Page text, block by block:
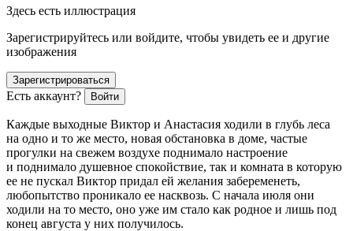
Здесь есть иллюстрация
Зарегистрируйтесь или войдите, чтобы увидеть ее и другие
изображения
Зарегистрироваться
Есть аккаунт? Войти
Каждые выходные Виктор и Анастасия ходили в глубь леса
на одно и то же место, новая обстановка в доме, частые
прогулки на свежем воздухе поднимало настроение
и поднимало душевное спокойствие, так и комната в которую
ее не пускал Виктор придал ей желания забеременеть,
любопытство проникало ее насквозь. С начала июля они
ходили на то место, оно уже им стало как родное и лишь под
конец августа у них получилось.